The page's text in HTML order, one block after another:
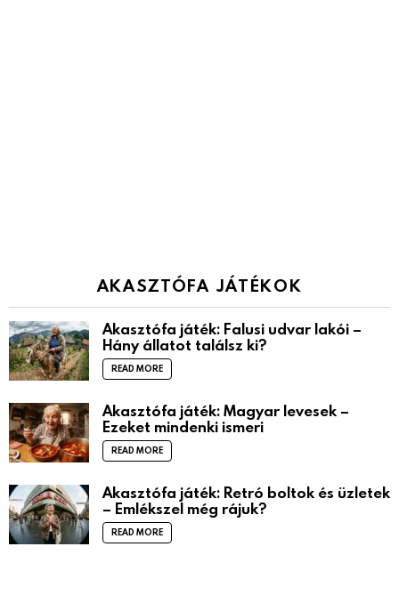
AKASZTÓFA JÁTÉKOK
Akasztófa játék: Falusi udvar lakói –
Hány állatot találsz ki?
READ MORE
Akasztófa játék: Magyar levesek –
Ezeket mindenki ismeri
READ MORE
Akasztófa játék: Retró boltok és üzletek
– Emlékszel még rájuk?
READ MORE